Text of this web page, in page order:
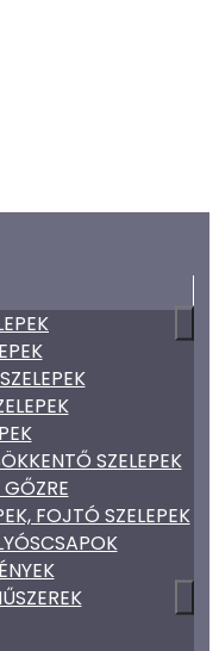
SZELEPEK
GŐZRE
FOJTÓ SZELEPEK